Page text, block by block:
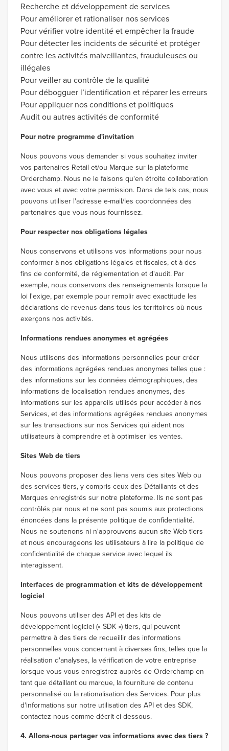
Recherche et développement de services
Pour améliorer et rationaliser nos services
Pour vérifier votre identité et empêcher la fraude
Pour détecter les incidents de sécurité et protéger
contre les activités malveillantes, frauduleuses ou
illégales
Pour veiller au contrôle de la qualité
Pour débogguer l’identification et réparer les erreurs
Pour appliquer nos conditions et politiques
Audit ou autres activités de conformité
Pour notre programme d'invitation
Nous pouvons vous demander si vous souhaitez inviter
vos partenaires Retail et/ou Marque sur la plateforme
Orderchamp. Nous ne le faisons qu'en étroite collaboration
avec vous et avec votre permission. Dans de tels cas, nous
pouvons utiliser l'adresse e-mail/les coordonnées des
partenaires que vous nous fournissez.
Pour respecter nos obligations légales
Nous conservons et utilisons vos informations pour nous
conformer à nos obligations légales et fiscales, et à des
fins de conformité, de réglementation et d'audit. Par
exemple, nous conservons des renseignements lorsque la
loi l'exige, par exemple pour remplir avec exactitude les
déclarations de revenus dans tous les territoires où nous
exerçons nos activités.
Informations rendues anonymes et agrégées
Nous utilisons des informations personnelles pour créer
des informations agrégées rendues anonymes telles que :
des informations sur les données démographiques, des
informations de localisation rendues anonymes, des
informations sur les appareils utilisés pour accéder à nos
Services, et des informations agrégées rendues anonymes
sur les transactions sur nos Services qui aident nos
utilisateurs à comprendre et à optimiser les ventes.
Sites Web de tiers
Nous pouvons proposer des liens vers des sites Web ou
des services tiers, y compris ceux des Détaillants et des
Marques enregistrés sur notre plateforme. Ils ne sont pas
contrôlés par nous et ne sont pas soumis aux protections
énoncées dans la présente politique de confidentialité.
Nous ne soutenons ni n'approuvons aucun site Web tiers
et nous encourageons les utilisateurs à lire la politique de
confidentialité de chaque service avec lequel ils
interagissent.
Interfaces de programmation et kits de développement
logiciel
Nous pouvons utiliser des API et des kits de
développement logiciel (« SDK ») tiers, qui peuvent
permettre à des tiers de recueillir des informations
personnelles vous concernant à diverses fins, telles que la
réalisation d'analyses, la vérification de votre entreprise
lorsque vous vous enregistrez auprès de Orderchamp en
tant que détaillant ou marque, la fourniture de contenu
personnalisé ou la rationalisation des Services. Pour plus
d'informations sur notre utilisation des API et des SDK,
contactez-nous comme décrit ci-dessous.
4. Allons-nous partager vos informations avec des tiers ?